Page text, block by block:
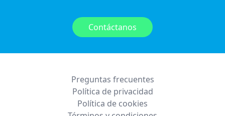
Contáctanos
Preguntas frecuentes
Política de privacidad
Política de cookies